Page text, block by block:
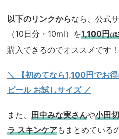
以下のリンクからなら、公式
（10日分・10ml）を1,100円(税
購入できるのでオススメです！
＼ 【初めてなら1,100円でお
ピール お試しサイズ／
また、 田中みな実さんや小田
ラ スキンケアもまとめている